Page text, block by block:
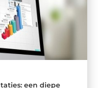
een diepe